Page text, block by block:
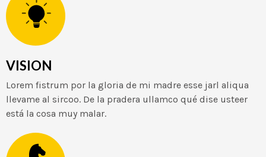
VISION
Lorem fistrum por la gloria de mi madre esse jarl aliqua
llevame al sircoo. De la pradera ullamco qué dise usteer
está la cosa muy malar.